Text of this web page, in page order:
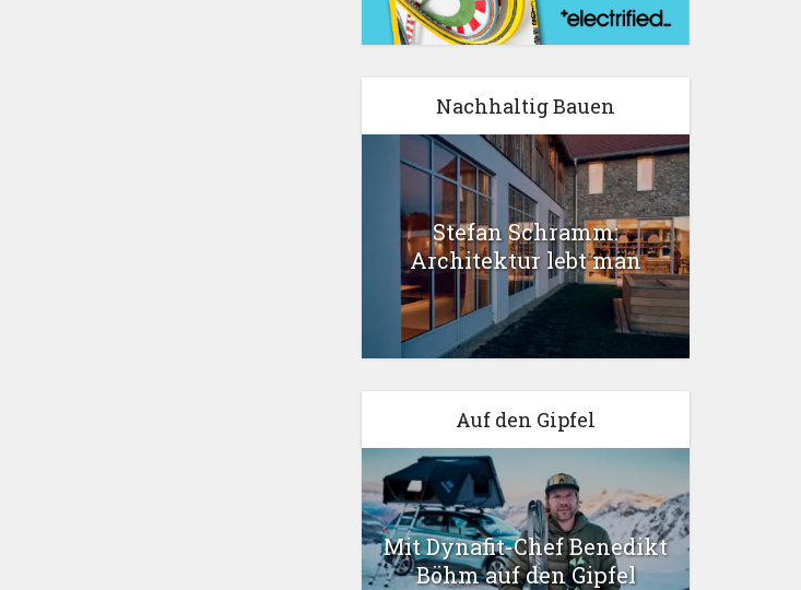
Nachhaltig Bauen
Stefan Schramm:
Architektur lebt man
Auf den Gipfel
Mit Dynafit-Chef Benedikt
Böhm auf den Gipfel